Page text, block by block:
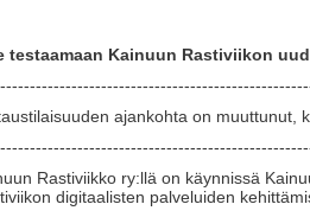
testaamaan Kainuun Rastiviikon
ajankohta on muuttunut,
Rastiviikko ry:llä on käynnissä
digitaalisten palveluiden